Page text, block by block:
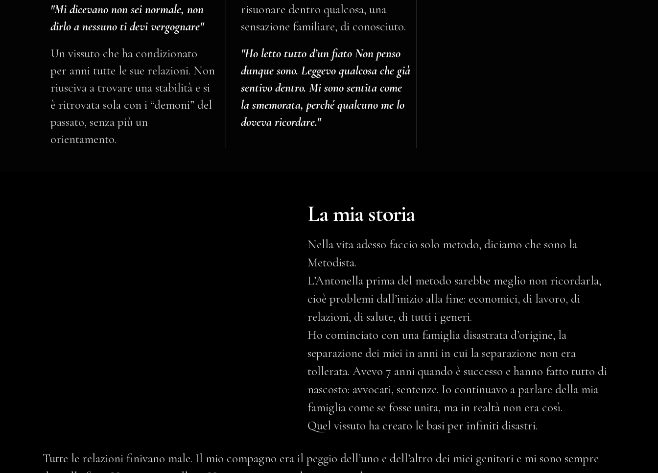
"Mi dicevano non sei normale, non
dirlo a nessuno ti devi vergognare"
Un vissuto che ha condizionato
per anni tutte le sue relazioni. Non
riusciva a trovare una stabilità e si
è ritrovata sola con i “demoni” del
passato, senza più un
orientamento.
risuonare dentro qualcosa, una
sensazione familiare, di conosciuto.
"Ho letto tutto d’un fiato Non penso
dunque sono. Leggevo qualcosa che già
sentivo dentro. Mi sono sentita come
la smemorata, perché qualcuno me lo
doveva ricordare."
La mia storia
Nella vita adesso faccio solo metodo, diciamo che sono la
Metodista.
L’Antonella prima del metodo sarebbe meglio non ricordarla,
cioè problemi dall’inizio alla fine: economici, di lavoro, di
relazioni, di salute, di tutti i generi.
Ho cominciato con una famiglia disastrata d’origine, la
separazione dei miei in anni in cui la separazione non era
tollerata. Avevo 7 anni quando è successo e hanno fatto tutto di
nascosto: avvocati, sentenze. Io continuavo a parlare della mia
famiglia come se fosse unita, ma in realtà non era così.
Quel vissuto ha creato le basi per infiniti disastri.
Tutte le relazioni finivano male. Il mio compagno era il peggio dell’uno e dell’altro dei miei genitori e mi sono sempre